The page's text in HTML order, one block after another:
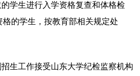
学生进行入学资格复查和体格检
的学生，按教育部相关规定处
生工作接受山东大学纪检监察机构